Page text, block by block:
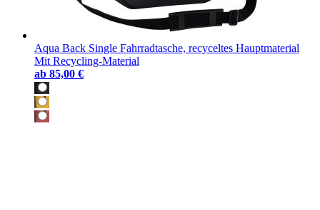
Aqua Back Single Fahrradtasche, recyceltes Hauptmaterial
Mit Recycling-Material
ab 85,00 €